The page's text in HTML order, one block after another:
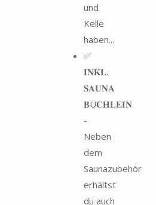
und
Kelle
haben...
✅
𝐈𝐍𝐊𝐋.
𝐒𝐀𝐔𝐍𝐀
𝐁Ü𝐂𝐇𝐋𝐄𝐈𝐍
-
Neben
dem
Saunazubehör
erhältst
du auch